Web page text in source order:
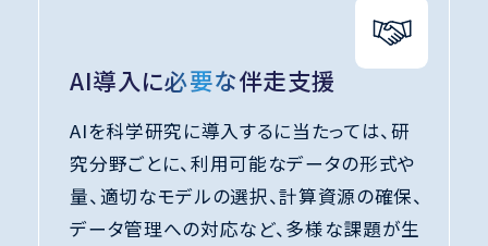
AI導入に必要な伴走支援
AIを科学研究に導入するに当たっては、研
究分野ごとに、利用可能なデータの形式や
量、適切なモデルの選択、計算資源の確保、
データ管理への対応など、多様な課題が生